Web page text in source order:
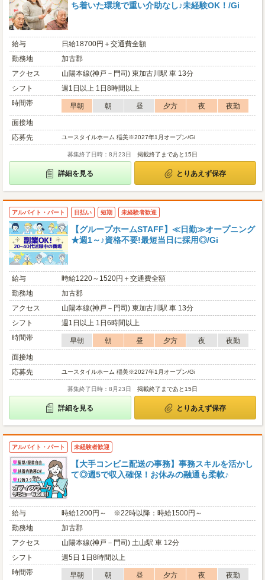
ち着いた環境で重い介助なし♪未経験OK！/Gi
給与
日給18700円＋交通費全額
勤務地
加古郡
アクセス
山陽本線(神戸－門司) 東加古川駅 車 13分
シフト
週1日以上 1日8時間以上
時間帯
早朝 朝 昼 夕方 夜
夜勤
面接地
応募先
ユースタイルホーム 稲美※2027年1月オープン/Gi
募集終了日時：8月23日 掲載終了まであと15日
詳細を見る とりあえず保存
アルバイト・パート 日払い 短期 未経験者歓迎
【グループホームSTAFF】≪日勤≫オープニング
★週1～♪資格不要!最短当日に採用◎/Gi
給与
時給1220～1520円＋交通費全額
勤務地
加古郡
アクセス
山陽本線(神戸－門司) 東加古川駅 車 13分
シフト
週1日以上 1日6時間以上
時間帯
早朝 朝 昼 夕方 夜
夜勤
面接地
応募先
ユースタイルホーム 稲美※2027年1月オープン/Gi
募集終了日時：8月23日 掲載終了まであと15日
詳細を見る とりあえず保存
アルバイト・パート 未経験者歓迎
【大手コンビニ配送の事務】事務スキルを活かし
て◎週5で収入確保！お休みの融通も柔軟♪
給与
時給1200円～ ※22時以降：時給1500円～
勤務地
加古郡
アクセス
山陽本線(神戸－門司) 土山駅 車 12分
シフト
週5日 1日8時間以上
時間帯
早朝 朝 昼 夕方 夜
夜勤